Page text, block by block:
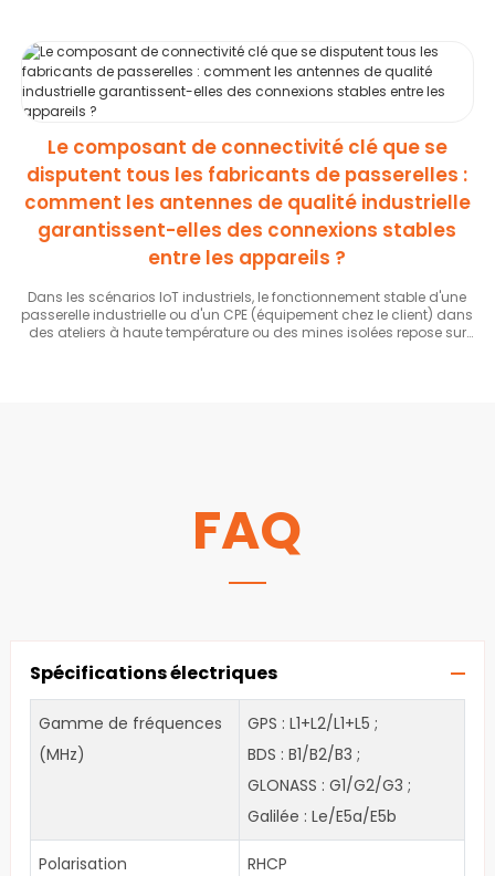
Le composant de connectivité clé que se
disputent tous les fabricants de passerelles :
comment les antennes de qualité industrielle
garantissent-elles des connexions stables
entre les appareils ?
Dans les scénarios IoT industriels, le fonctionnement stable d'une
passerelle industrielle ou d'un CPE (équipement chez le client) dans
des ateliers à haute température ou des mines isolées repose sur
FAQ
Spécifications électriques
Gamme de fréquences
(MHz)
GPS : L1+L2/L1+L5 ;
BDS : B1/B2/B3 ;
GLONASS : G1/G2/G3 ;
Galilée : Le/E5a/E5b
Polarisation RHCP